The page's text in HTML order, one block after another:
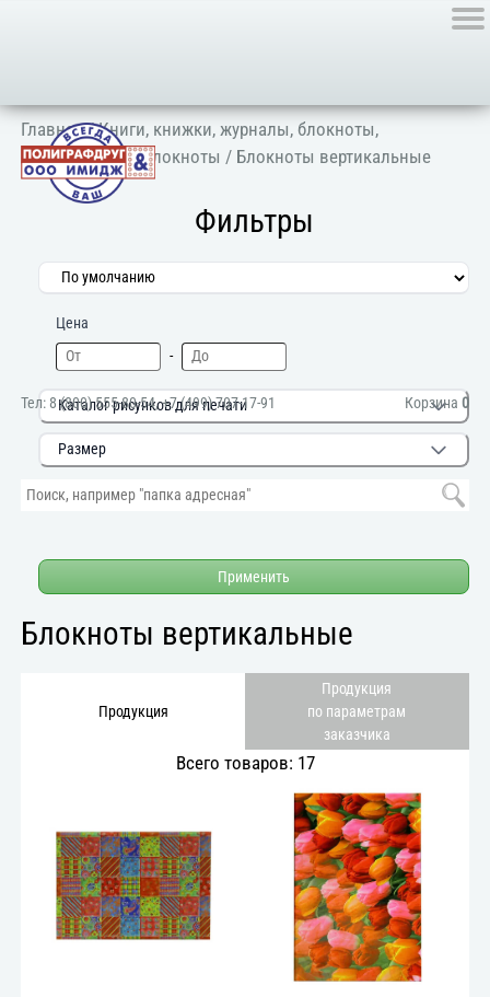
Корзина 0
Тел: 8 (800) 555-80-54,+7 (499) 707-17-91
Главная/Книги, книжки, журналы, блокноты,
ежедневники/Блокноты / Блокноты вертикальные
Фильтры
Цена
-
Каталог рисунков для печати
Размер
Применить
Блокноты вертикальные
Продукция
Продукция
по параметрам
заказчика
Всего товаров: 17